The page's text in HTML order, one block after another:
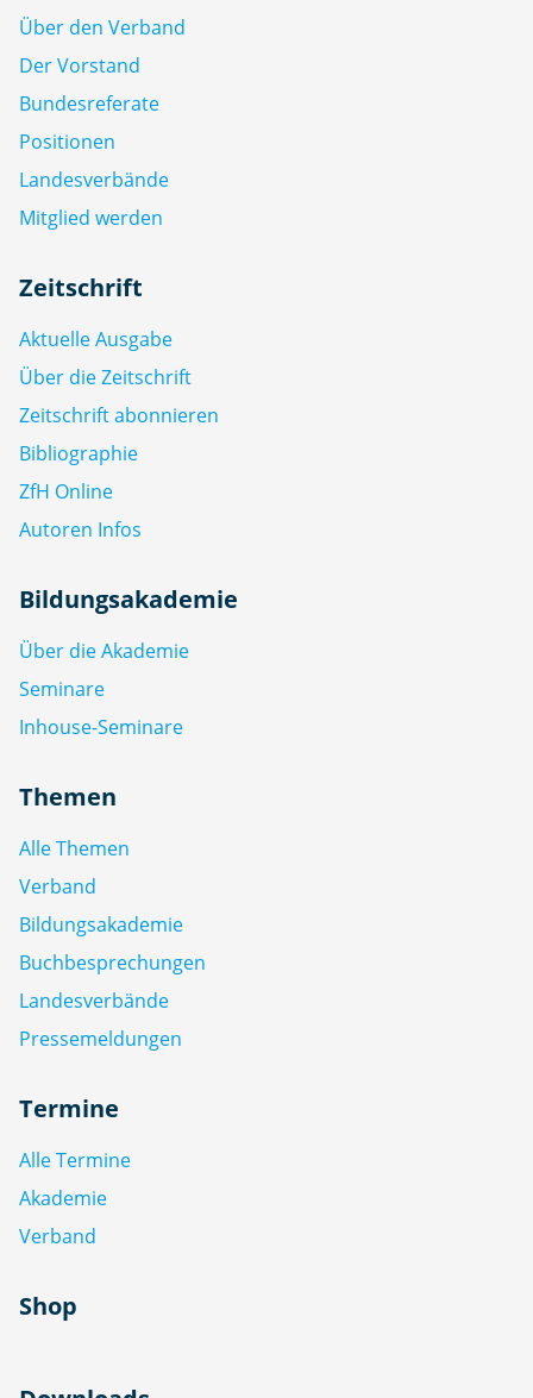
Über den Verband
Der Vorstand
Bundesreferate
Positionen
Landesverbände
Mitglied werden
Zeitschrift
Aktuelle Ausgabe
Über die Zeitschrift
Zeitschrift abonnieren
Bibliographie
ZfH Online
Autoren Infos
Bildungsakademie
Über die Akademie
Seminare
Inhouse-Seminare
Themen
Alle Themen
Verband
Bildungsakademie
Buchbesprechungen
Landesverbände
Pressemeldungen
Termine
Alle Termine
Akademie
Verband
Shop